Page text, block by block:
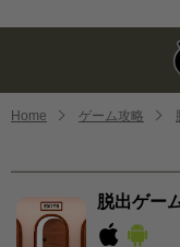
Home ゲーム攻略
脱出ゲー